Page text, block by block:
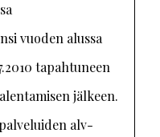
vuoden alussa
tapahtuneen
jälkeen.
alv-